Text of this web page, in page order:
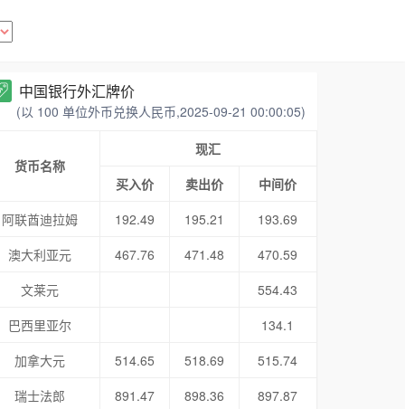
中国银行外汇牌价
(以 100 单位外币兑换人民币,2025-09-21 00:00:05)
货币名称
现汇
买入价
卖出价
中间价
阿联酋迪拉姆
192.49 195.21
193.69
澳大利亚元
467.76 471.48
470.59
文莱元
554.43
巴西里亚尔
134.1
加拿大元
514.65 518.69
515.74
瑞士法郎
891.47 898.36
897.87